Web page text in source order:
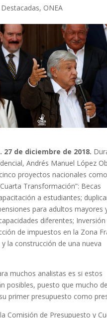
Destacadas, ONEA
. 27 de diciembre de 2018.
Andrés Manuel López
proyectos nacionales
Transformación”: Becas
a estudiantes;
para adultos mayores
diferentes; Inversión
de impuestos en la Zona
la construcción de una nueva
muchos analistas es si estos
posibles, puesto que mucho
primer presupuesto como
Comisión de Presupuesto y